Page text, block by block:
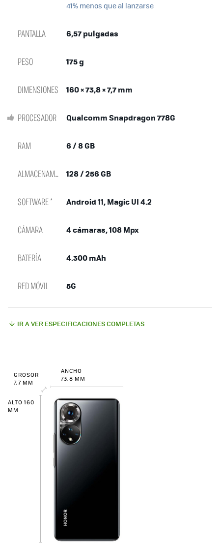
41% menos que al lanzarse
PANTALLA 6,57 pulgadas
PESO 175 g
DIMENSIONES 160 × 73,8 × 7,7 mm
PROCESADOR Qualcomm Snapdragon 778G
RAM 6 / 8 GB
ALMACENAMIENTO 128 / 256 GB
SOFTWARE * Android 11, Magic UI 4.2
CÁMARA 4 cámaras, 108 Mpx
BATERÍA 4.300 mAh
RED MÓVIL 5G
IR A VER ESPECIFICACIONES COMPLETAS
GROSOR
7,7 MM
ANCHO
73,8 MM
ALTO 160
MM